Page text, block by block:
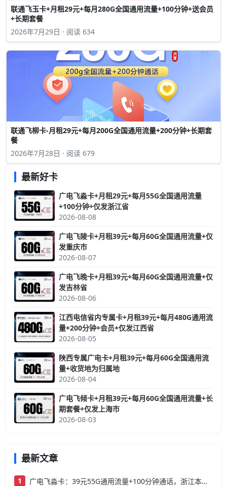
联通飞玉卡+月租29元+每月280G全国通用流量+100分钟+送会员
+长期套餐
2026年7月29日 · 阅读 634
联通飞柳卡-月租29元+每月200G全国通用流量+200分钟+长期套
餐
2026年7月28日 · 阅读 679
最新好卡
广电飞淼卡+月租29元+每月55G全国通用流量
+100分钟+仅发浙江省
2026-08-08
广电飞陵卡+月租39元+每月60G全国通用流量+仅
发重庆市
2026-08-07
广电飞晚卡+月租39元+每月60G全国通用流量+仅
发吉林省
2026-08-06
江西电信省内专属卡+月租39元+每月480G通用流
量+200分钟+会员+仅发江西省
2026-08-05
陕西专属广电卡+月租39元+每月60G全国通用流
量+收货地为归属地
2026-08-04
广电飞倾卡+月租39元+每月60G全国通用流量+长
期套餐+仅发上海市
2026-08-03
最新文章
1
广电飞淼卡：39元55G通用流量+100分钟通话，浙江本地人的高性价比大流量卡推荐